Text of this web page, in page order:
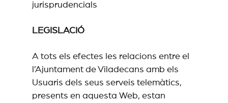
jurisprudencials
LEGISLACIÓ
A tots els efectes les relacions entre el
l’Ajuntament de Viladecans amb els
Usuaris dels seus serveis telemàtics,
presents en aquesta Web, estan